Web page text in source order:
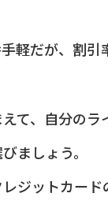
軽だが、割引
て、自分のラ
ましょう。
ジットカー